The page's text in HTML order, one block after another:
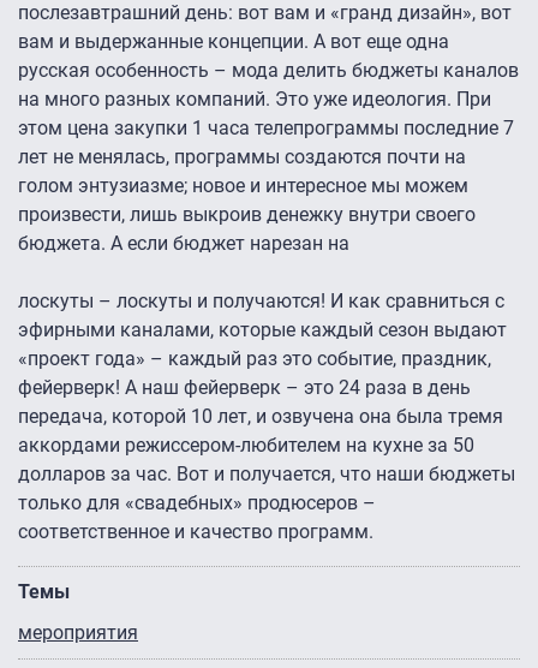
послезавтрашний день: вот вам и «гранд дизайн», вот
вам и выдержанные концепции. А вот еще одна
русская особенность – мода делить бюджеты каналов
на много разных компаний. Это уже идеология. При
этом цена закупки 1 часа телепрограммы последние 7
лет не менялась, программы создаются почти на
голом энтузиазме; новое и интересное мы можем
произвести, лишь выкроив денежку внутри своего
бюджета. А если бюджет нарезан на
лоскуты – лоскуты и получаются! И как сравниться с
эфирными каналами, которые каждый сезон выдают
«проект года» – каждый раз это событие, праздник,
фейерверк! А наш фейерверк – это 24 раза в день
передача, которой 10 лет, и озвучена она была тремя
аккордами режиссером-любителем на кухне за 50
долларов за час. Вот и получается, что наши бюджеты
только для «свадебных» продюсеров –
соответственное и качество программ.
Темы
мероприятия